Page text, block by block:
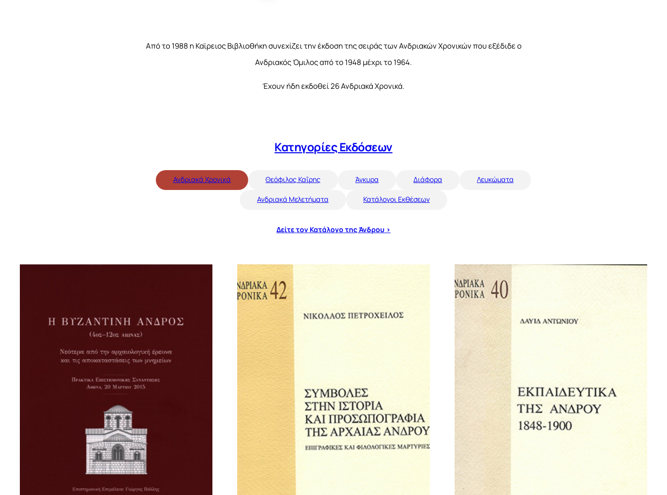
Από το 1988 η Καϊρειος Βιβλιοθήκη συνεχίζει την έκδοση της σειράς των Ανδριακών Χρονικών που εξέδιδε ο
Ανδριακός Όμιλος από το 1948 μέχρι το 1964.
Έχουν ήδη εκδοθεί 26 Ανδριακά Χρονικά.
Κατηγορίες Εκδόσεων
Ανδριακά Χρονικά Θεόφιλος Καΐρης Άγκυρα Διάφορα Λευκώματα
Ανδριακά Μελετήματα Κατάλογοι Εκθέσεων
Δείτε τον Κατάλογο της Άνδρου >